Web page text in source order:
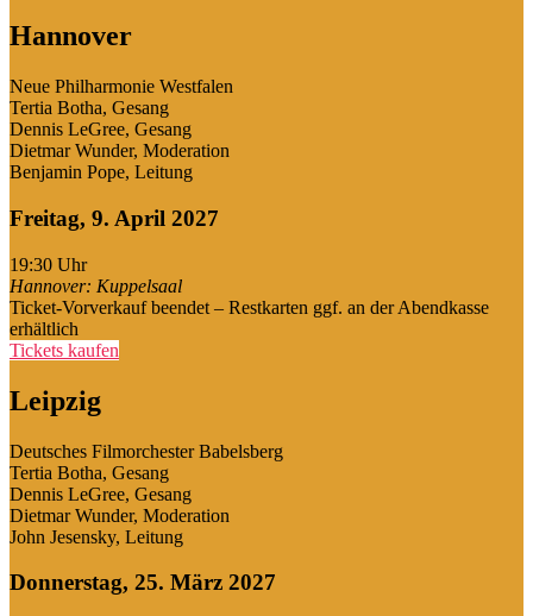
Hannover
Neue Philharmonie Westfalen
Tertia Botha, Gesang
Dennis LeGree, Gesang
Dietmar Wunder, Moderation
Benjamin Pope, Leitung
Freitag, 9. April 2027
19:30 Uhr
Hannover: Kuppelsaal
Ticket-Vorverkauf beendet – Restkarten ggf. an der Abendkasse
erhältlich
Tickets kaufen
Leipzig
Deutsches Filmorchester Babelsberg
Tertia Botha, Gesang
Dennis LeGree, Gesang
Dietmar Wunder, Moderation
John Jesensky, Leitung
Donnerstag, 25. März 2027